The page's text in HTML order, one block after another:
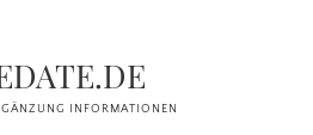
INFORMATIONEN